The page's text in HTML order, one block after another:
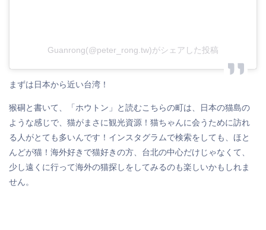
Guanrong(@peter_rong.tw)がシェアした投稿
まずは日本から近い台湾！
猴硐と書いて、「ホウトン」と読むこちらの町は、日本の猫島の
ような感じで、猫がまさに観光資源！猫ちゃんに会うために訪れ
る人がとても多いんです！インスタグラムで検索をしても、ほと
んどが猫！海外好きで猫好きの方、台北の中心だけじゃなくて、
少し遠くに行って海外の猫探しをしてみるのも楽しいかもしれま
せん。